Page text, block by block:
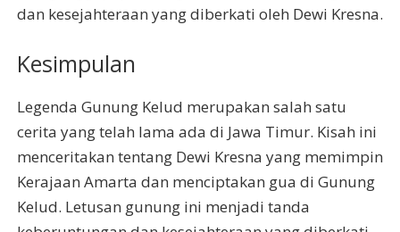
dan kesejahteraan yang diberkati oleh Dewi Kresna.
Kesimpulan
Legenda Gunung Kelud merupakan salah satu
cerita yang telah lama ada di Jawa Timur. Kisah ini
menceritakan tentang Dewi Kresna yang memimpin
Kerajaan Amarta dan menciptakan gua di Gunung
Kelud. Letusan gunung ini menjadi tanda